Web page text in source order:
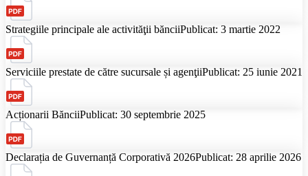
Strategiile principale ale activităţii bănciiPublicat: 3 martie 2022
Serviciile prestate de către sucursale și agenţiiPublicat: 25 iunie 2021
Acționarii BănciiPublicat: 30 septembrie 2025
Declarația de Guvernanță Corporativă 2026Publicat: 28 aprilie 2026